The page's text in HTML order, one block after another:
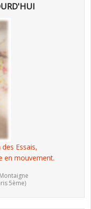
Essais,
en mouvement.
5ème)